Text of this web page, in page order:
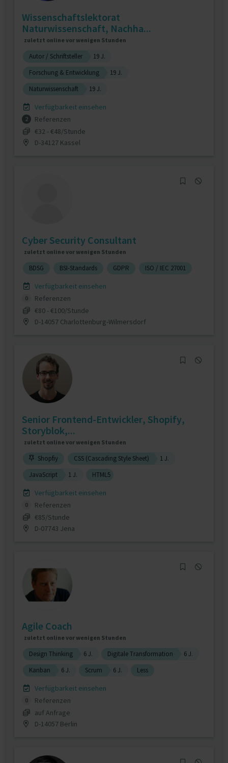
Wissenschaftslektorat
Naturwissenschaft, Nachha...
zuletzt online vor wenigen Stunden
Autor / Schriftsteller
19 J.
Forschung & Entwicklung
19 J.
Naturwissenschaft
19 J.
Verfügbarkeit einsehen
2
Referenzen
€32 - €48/Stunde
D-34127 Kassel
Cyber Security Consultant
zuletzt online vor wenigen Stunden
BDSG BSI-Standards GDPR ISO / IEC 27001
Verfügbarkeit einsehen
0
Referenzen
€80 - €100/Stunde
D-14057 Charlottenburg-Wilmersdorf
Senior Frontend-Entwickler, Shopify,
Storyblok,...
zuletzt online vor wenigen Stunden
Shopfiy CSS (Cascading Style Sheet)
1 J.
JavaScript
1 J. HTML5
Verfügbarkeit einsehen
0
Referenzen
€85/Stunde
D-07743 Jena
Agile Coach
zuletzt online vor wenigen Stunden
Design Thinking 6 J. Digitale Transformation
6 J.
Kanban
6 J. Scrum 6 J. Less
Verfügbarkeit einsehen
0
Referenzen
auf Anfrage
D-14057 Berlin